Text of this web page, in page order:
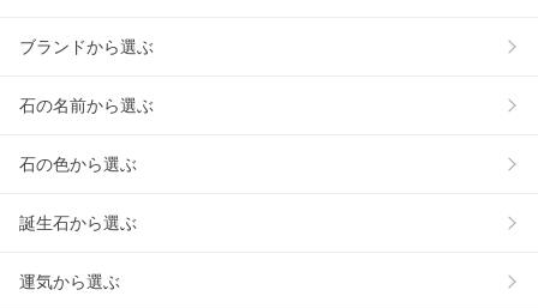
ブランドから選ぶ
石の名前から選ぶ
石の色から選ぶ
誕生石から選ぶ
運気から選ぶ